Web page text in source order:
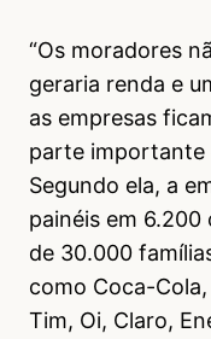
“Os moradores
geraria renda e
as empresas
parte importante
Segundo ela, a
painéis em 6.200
de 30.000
como Coca-
Tim, Oi, Claro,